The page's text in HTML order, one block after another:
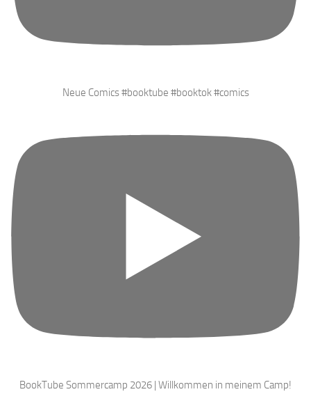
Neue Comics #booktube #booktok #comics
BookTube Sommercamp 2026 | Willkommen in meinem Camp!